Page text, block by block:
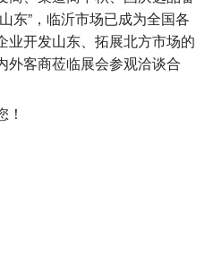
东”，临沂市场已成为全国各
业开发山东、拓展北方市场的
外客商莅临展会参观洽谈合